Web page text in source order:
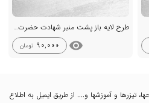
طرح لایه باز پشت منبر شهادت حضرت رباب س
visibility
90,000 تومان
تیزرها و آموزشها و.... از طریق ایمیل به اطلاع